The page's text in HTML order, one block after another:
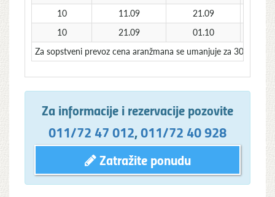
10
11.09 21.09
10
21.09 01.10
Za sopstveni prevoz cena aranžmana se umanjuje za 30€ po
Za informacije i rezervacije pozovite
011/72 47 012,011/72 40 928
Zatražite ponudu